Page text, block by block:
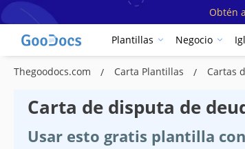
Obtén
Plantillas Negocio
Thegoodocs.com Carta Plantillas Cartas
Carta de disputa de
Usar esto gratis plantilla